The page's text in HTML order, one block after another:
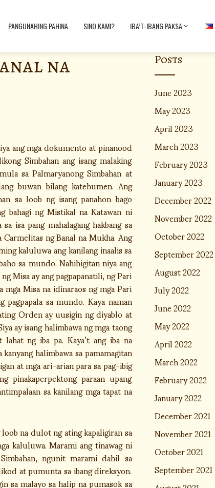
PANGUNAHING PAHINA SINO KAMI? IBA’T-IBANG PAKSA
na
ang mga dokumento at pinanood
Simbahan ang isang malaking
sa Palmaryanong Simbahan at
buwan bilang katehumen. Ang
sa loob ng isang panahon bago
bahagi ng Mistikal na Katawan ni
isa pang mahalagang hakbang sa
ng Banal na Mukha. Ang
kaluluwa ang kanilang inaalis sa
sa mundo. Nahihigitan niya ang
Misa ay ang pagpapanatili, ng Pari
Misa na idinaraos ng mga Pari
sa mundo. Kaya naman
Orden ay uusigin ng diyablo at
ay isang halimbawa ng mga taong
ng iba pa. Kaya’t ang iba na
halimbawa sa pamamagitan
at mga ari-arian para sa pag-ibig
paraan upang
sa kanilang mga tapat na
na dulot ng ating kapaligiran sa
kaluluwa. Marami ang tinawag ni
ngunit marami dahil sa
at pumunta sa ibang direksyon.
sa malayo sa halip na pumasok sa
Posts
June 2023
May 2023
April 2023
March 2023
February 2023
January 2023
December 2022
November 2022
October 2022
September 2022
August 2022
July 2022
June 2022
May 2022
April 2022
March 2022
February 2022
January 2022
December 2021
November 2021
October 2021
September 2021